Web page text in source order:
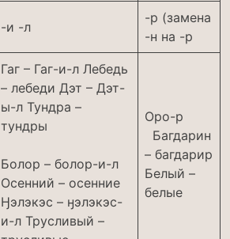
-и -л
-р (замена
-н на -р
Гаг – Гаг-и-л Лебедь
– лебеди Дэт – Дэт-
ы-л Тундра –
тундры
Болор – болор-и-л
Осенний – осенние
Ӈэлэкэс – ӈэлэкэс-
и-л Трусливый –
Оро-р
Багдарин
– багдарир
Белый –
белые